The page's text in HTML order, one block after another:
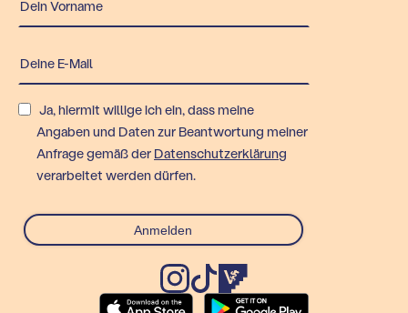
Ja, hiermit willige ich ein, dass meine
Angaben und Daten zur Beantwortung meiner
Anfrage gemäß der Datenschutzerklärung
verarbeitet werden dürfen.